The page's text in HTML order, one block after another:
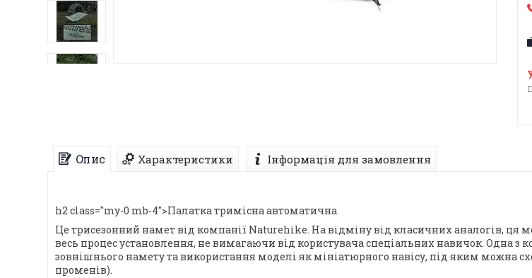
Опис Характеристики Інформація для замовлення
h2 class="my-0 mb-4">Палатка тримісна автоматична
Це трисезонний намет від компанії Naturehike. На відміну від класичних аналогів,
весь процес установлення, не вимагаючи від користувача спеціальних навичок. Одна з
зовнішнього намету та використання моделі як мініатюрного навісу, під яким можна
променів).